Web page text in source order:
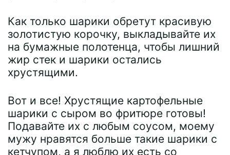
Как только шарики обретут красивую
золотистую корочку, выкладывайте их
на бумажные полотенца, чтобы лишний
жир стек и шарики остались
хрустящими.
Вот и все! Хрустящие картофельные
шарики с сыром во фритюре готовы!
Подавайте их с любым соусом, моему
мужу нравятся больше такие шарики с
кетчупом, а я люблю их есть со